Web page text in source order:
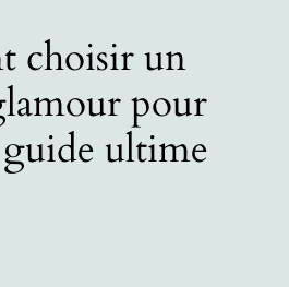
choisir un
pour
ultime